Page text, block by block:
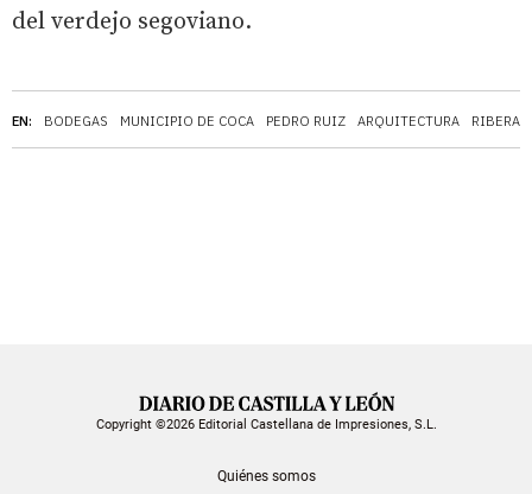
EN: BODEGAS MUNICIPIO DE COCA PEDRO RUIZ ARQUITECTURA RIBERA
del verdejo segoviano.
Copyright ©2026 Editorial Castellana de Impresiones, S.L.
Quiénes somos